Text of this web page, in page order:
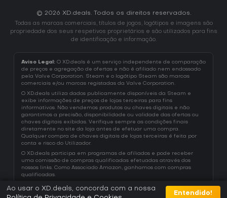
© 2026 XD.deals. Todos os direitos reservados.
Todas as marcas comerciais, títulos de jogos, logótipos e imagens são
propriedade dos seus respetivos proprietários e são utilizados para fins
de identificação e informação.
Aviso Legal: O XD.deals é um serviço independente de comparação
de preços e agregação de ofertas e não é afiliado nem endossado
pela Valve Corporation. Steam e o logótipo Steam são marcas
comerciais e/ou marcas registadas da Valve Corporation.
O XD.deals utiliza dados publicamente disponíveis da Steam e
exibe informações de preços de lojas terceiras para fins
informativos. Não vendemos produtos ou chaves digitais e não
garantimos a precisão, disponibilidade ou validade das ofertas ou
chaves digitais exibidas. Verifique sempre as condições finais
diretamente no site da loja antes de efetuar uma compra.
Qualquer compra de chaves digitais de lojas terceiras é feita por
conta e risco do Utilizador.
O XD.deals participa em programas de afiliados e pode receber
uma comissão de compras qualificadas efetuadas através dos
nossos links. Como Associado Amazon, ganhamos com compras
qualificadas.
Ao usar o XD.deals, concorda com a nossa
Entendido!